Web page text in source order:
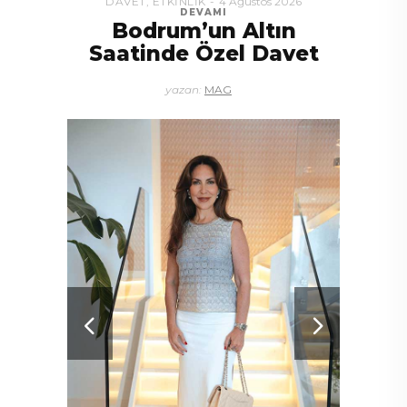
DEVAMI
Bodrum’un Altın
Saatinde Özel Davet
yazan: MAG